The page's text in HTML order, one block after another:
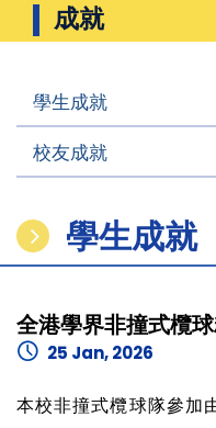
成就
學生成就
校友成就
學生成就
全港學界非撞式欖
25 Jan, 2026
本校非撞式欖球隊參加